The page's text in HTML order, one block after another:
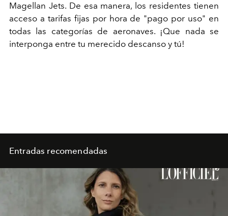
Magellan Jets. De esa manera, los residentes tienen
acceso a tarifas fijas por hora de "pago por uso" en
todas las categorías de aeronaves. ¡Que nada se
interponga entre tu merecido descanso y tú!
Entradas recomendadas